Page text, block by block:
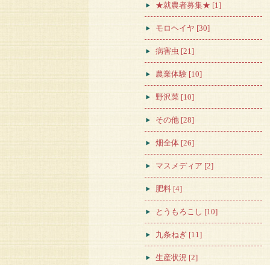
★就農者募集★ [1]
モロヘイヤ [30]
病害虫 [21]
農業体験 [10]
野沢菜 [10]
その他 [28]
畑全体 [26]
マスメディア [2]
肥料 [4]
とうもろこし [10]
九条ねぎ [11]
生産状況 [2]